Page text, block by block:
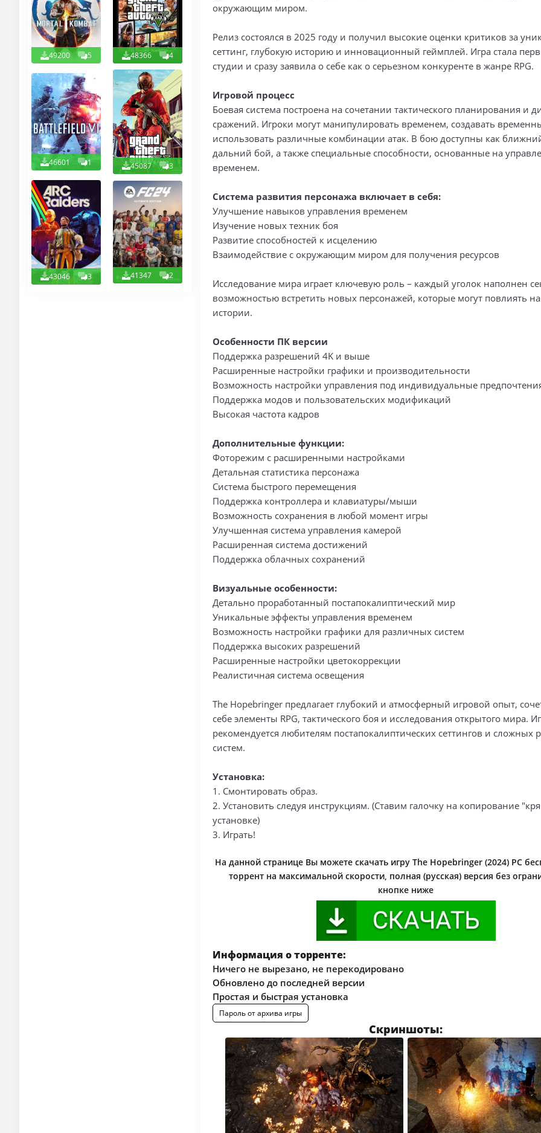
49200 5 48366 4
46601 1 45087 3
43046 3 41347 2
окружающим миром.
Релиз состоялся в 2025 году и получил высокие оценки критиков за
сеттинг, глубокую историю и инновационный геймплей. Игра стала
студии и сразу заявила о себе как о серьезном конкуренте в жанре RPG.
Игровой процесс
Боевая система построена на сочетании тактического планирования и
сражений. Игроки могут манипулировать временем, создавать
использовать различные комбинации атак. В бою доступны как
дальний бой, а также специальные способности, основанные на
временем.
Система развития персонажа включает в себя:
Улучшение навыков управления временем
Изучение новых техник боя
Развитие способностей к исцелению
Взаимодействие с окружающим миром для получения ресурсов
Исследование мира играет ключевую роль – каждый уголок наполнен
возможностью встретить новых персонажей, которые могут повлиять
истории.
Особенности ПК версии
Поддержка разрешений 4K и выше
Расширенные настройки графики и производительности
Возможность настройки управления под индивидуальные
Поддержка модов и пользовательских модификаций
Высокая частота кадров
Дополнительные функции:
Фоторежим с расширенными настройками
Детальная статистика персонажа
Система быстрого перемещения
Поддержка контроллера и клавиатуры/мыши
Возможность сохранения в любой момент игры
Улучшенная система управления камерой
Расширенная система достижений
Поддержка облачных сохранений
Визуальные особенности:
Детально проработанный постапокалиптический мир
Уникальные эффекты управления временем
Возможность настройки графики для различных систем
Поддержка высоких разрешений
Расширенные настройки цветокоррекции
Реалистичная система освещения
The Hopebringer предлагает глубокий и атмосферный игровой опыт,
себе элементы RPG, тактического боя и исследования открытого мира.
рекомендуется любителям постапокалиптических сеттингов и сложных
систем.
Установка:
1. Смонтировать образ.
2. Установить следуя инструкциям. (Ставим галочку на копирование
установке)
3. Играть!
На данной странице Вы можете скачать игру The Hopebringer (2024) PC
торрент на максимальной скорости, полная (русская) версия без
кнопке ниже
Информация о торренте:
Ничего не вырезано, не перекодировано
Обновлено до последней версии
Простая и быстрая установка
Пароль от архива игры
Скриншоты: